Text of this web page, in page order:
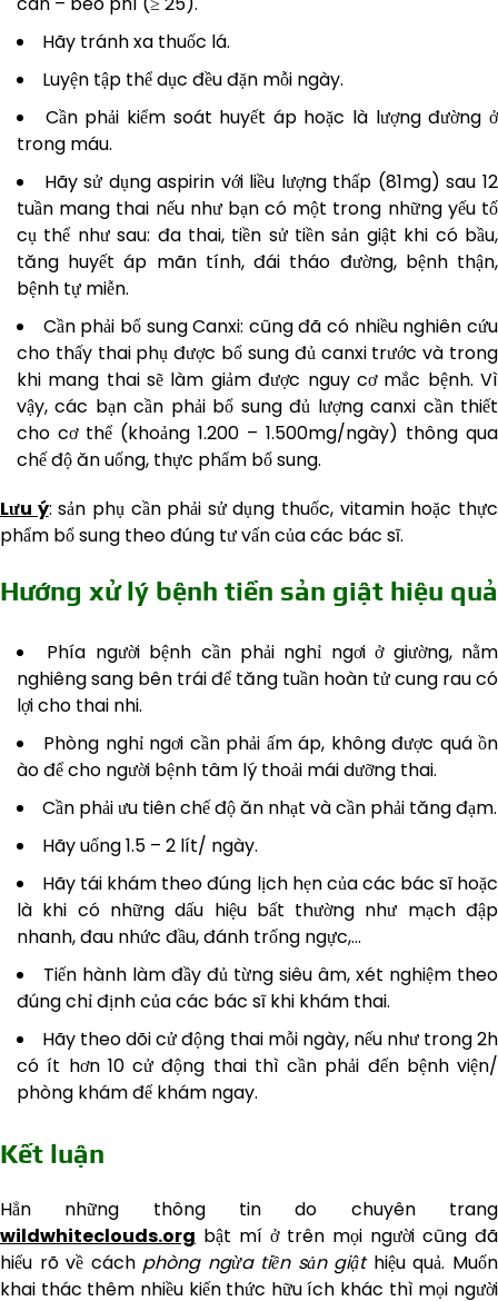
Hãy tránh xa thuốc lá.
Luyện tập thể dục đều đặn mỗi ngày.
Cần phải kiểm soát huyết áp hoặc là lượng đường ở
trong máu.
Hãy sử dụng aspirin với liều lượng thấp (81mg) sau 12
tuần mang thai nếu như bạn có một trong những yếu tố
cụ thể như sau: đa thai, tiền sử tiền sản giật khi có bầu,
tăng huyết áp mãn tính, đái tháo đường, bệnh thận,
bệnh tự miễn.
Cần phải bổ sung Canxi: cũng đã có nhiều nghiên cứu
cho thấy thai phụ được bổ sung đủ canxi trước và trong
khi mang thai sẽ làm giảm được nguy cơ mắc bệnh. Vì
vậy, các bạn cần phải bổ sung đủ lượng canxi cần thiết
cho cơ thể (khoảng 1.200 – 1.500mg/ngày) thông qua
chế độ ăn uống, thực phẩm bổ sung.
Lưu ý: sản phụ cần phải sử dụng thuốc, vitamin hoặc thực
phẩm bổ sung theo đúng tư vấn của các bác sĩ.
Hướng xử lý bệnh tiền sản giật hiệu quả
Phía người bệnh cần phải nghỉ ngơi ở giường, nằm
nghiêng sang bên trái để tăng tuần hoàn tử cung rau có
lợi cho thai nhi.
Phòng nghỉ ngơi cần phải ấm áp, không được quá ồn
ào để cho người bệnh tâm lý thoải mái dưỡng thai.
Cần phải ưu tiên chế độ ăn nhạt và cần phải tăng đạm.
Hãy uống 1.5 – 2 lít/ ngày.
Hãy tái khám theo đúng lịch hẹn của các bác sĩ hoặc
là khi có những dấu hiệu bất thường như mạch đập
nhanh, đau nhức đầu, đánh trống ngực,…
Tiến hành làm đầy đủ từng siêu âm, xét nghiệm theo
đúng chỉ định của các bác sĩ khi khám thai.
Hãy theo dõi cử động thai mỗi ngày, nếu như trong 2h
có ít hơn 10 cử động thai thì cần phải đến bệnh viện/
phòng khám để khám ngay.
Kết luận
Hẳn những thông tin do chuyên trang
wildwhiteclouds.org bật mí ở trên mọi người cũng đã
hiểu rõ về cách phòng ngừa tiền sản giậthiệu quả. Muốn
khai thác thêm nhiều kiến thức hữu ích khác thì mọi người